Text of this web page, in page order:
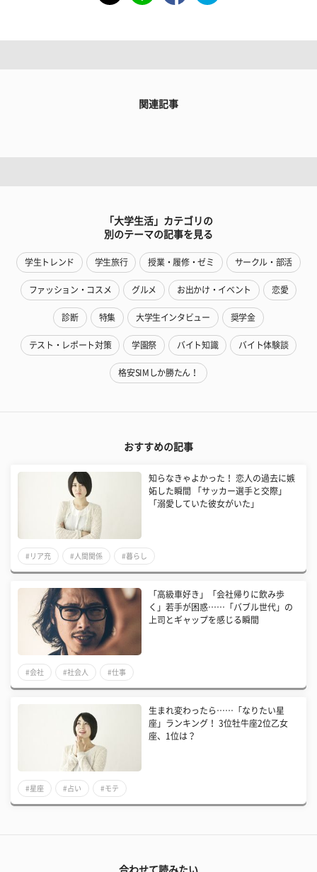
関連記事
「大学生活」カテゴリの
別のテーマの記事を見る
学生トレンド 学生旅行 授業・履修・ゼミ サークル・部活
ファッション・コスメ グルメ お出かけ・イベント 恋愛
診断 特集 大学生インタビュー 奨学金
テスト・レポート対策 学園祭 バイト知識 バイト体験談
格安SIMしか勝たん！
おすすめの記事
知らなきゃよかった！ 恋人の過去に嫉
妬した瞬間 「サッカー選手と交際」
「溺愛していた彼女がいた」
#リア充 #人間関係 #暮らし
「高級車好き」「会社帰りに飲み歩
く」若手が困惑……「バブル世代」の
上司とギャップを感じる瞬間
#会社 #社会人 #仕事
生まれ変わったら……「なりたい星
座」ランキング！ 3位牡牛座2位乙女
座、1位は？
#星座 #占い #モテ
合わせて読みたい